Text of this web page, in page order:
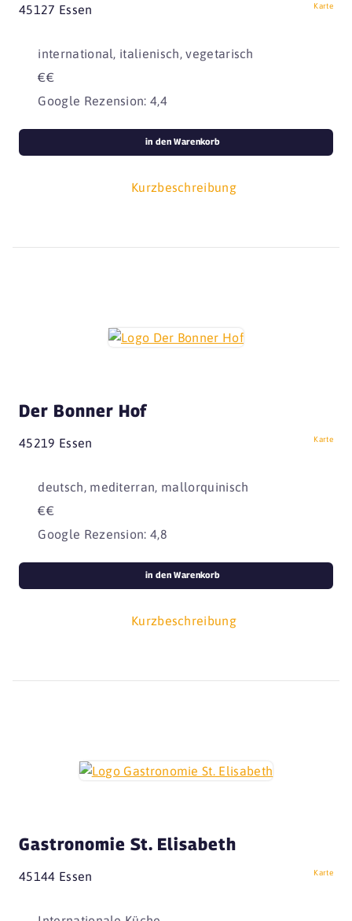
45127 Essen Karte
international, italienisch, vegetarisch
€€
Google Rezension: 4,4
Kurzbeschreibung
in den Warenkorb
Der Bonner Hof
45219 Essen Karte
deutsch, mediterran, mallorquinisch
€€
Google Rezension: 4,8
Kurzbeschreibung
in den Warenkorb
Gastronomie St. Elisabeth
45144 Essen Karte